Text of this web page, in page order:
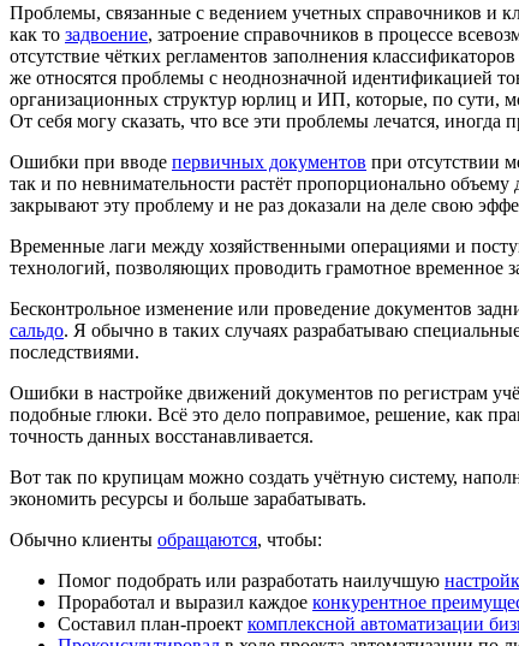
Проблемы, связанные с ведением учетных справочников и
как то задвоение, затроение справочников в процессе
отсутствие чётких регламентов заполнения
же относятся проблемы с неоднозначной идентификацией
организационных структур юрлиц и ИП, которые, по сути,
От себя могу сказать, что все эти проблемы лечатся,
Ошибки при вводе первичных документов при отсутствии
так и по невнимательности растёт пропорционально
закрывают эту проблему и не раз доказали на деле свою
Временные лаги между хозяйственными операциями и
технологий, позволяющих проводить грамотное
Бесконтрольное изменение или проведение документов
сальдо. Я обычно в таких случаях разрабатываю
последствиями.
Ошибки в настройке движений документов по регистрам
подобные глюки. Всё это дело поправимое, решение, как
точность данных восстанавливается.
Вот так по крупицам можно создать учётную систему,
экономить ресурсы и больше зарабатывать.
Обычно клиенты обращаются, чтобы:
Помог подобрать или разработать наилучшую
Проработал и выразил каждое конкурентное
Составил план-проект комплексной автоматизации